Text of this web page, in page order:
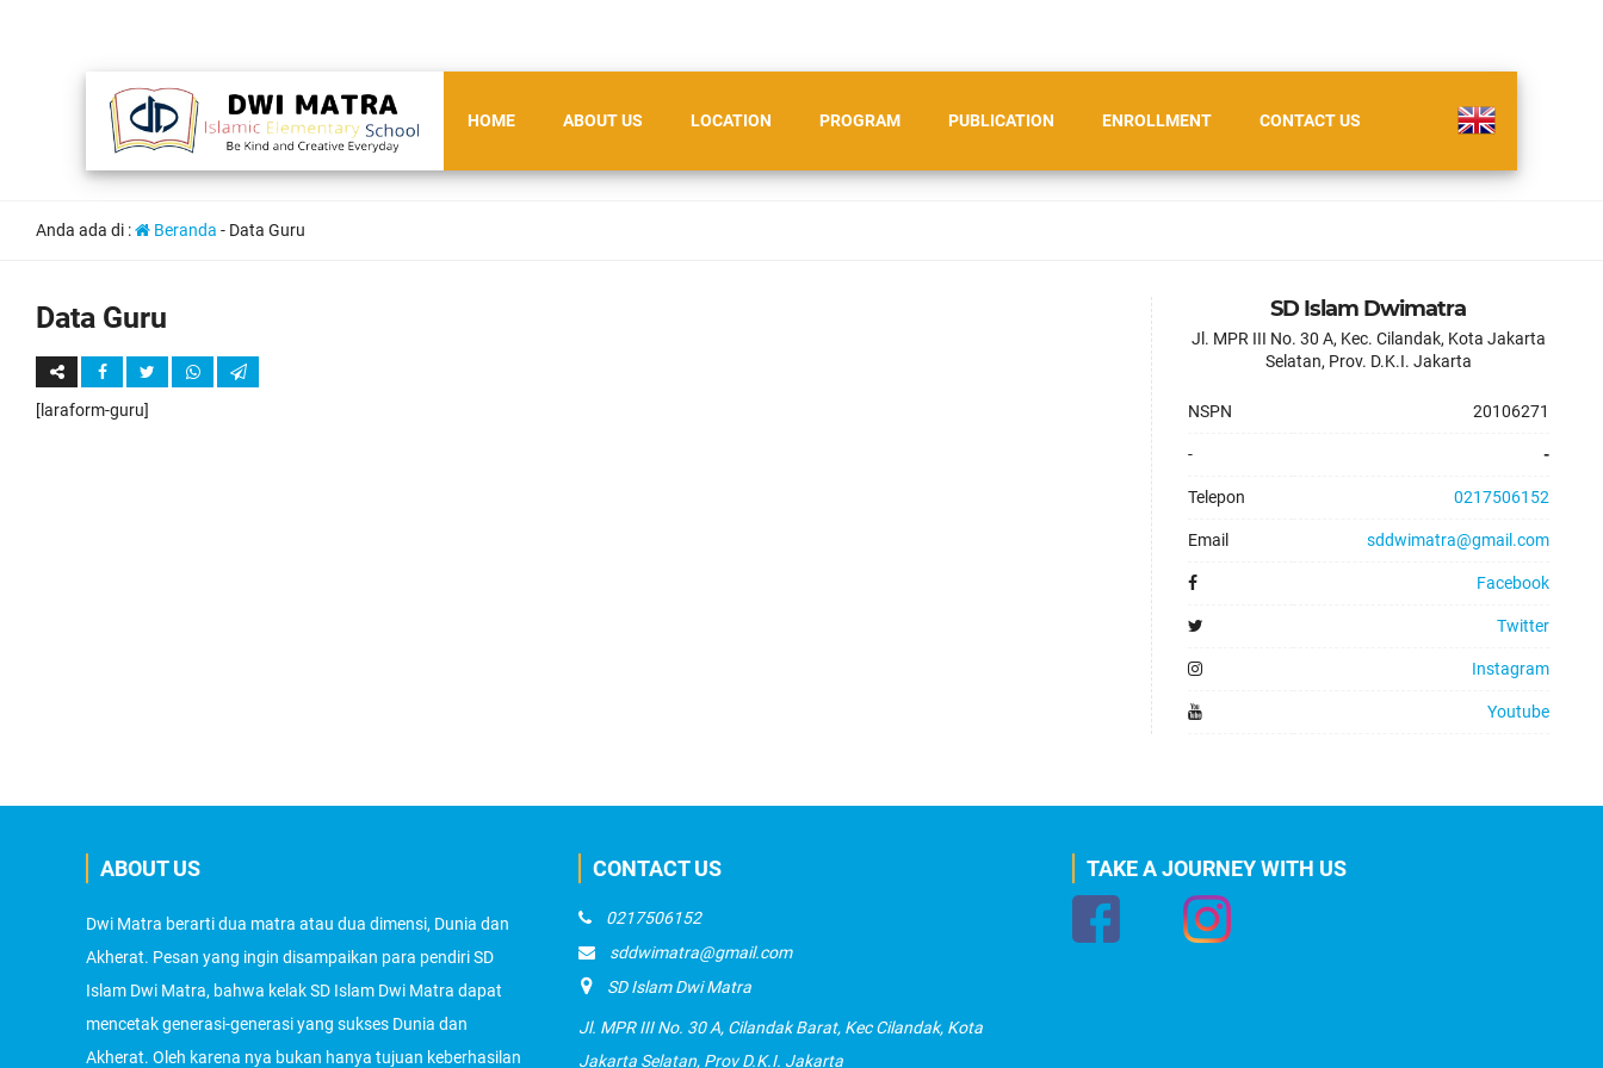
HOME ABOUT US LOCATION PROGRAM PUBLICATION ENROLLMENT CONTACT US
Anda ada di : Beranda - Data Guru
Data Guru
[laraform-guru]
SD Islam Dwimatra
Jl. MPR III No. 30 A, Kec. Cilandak, Kota Jakarta
Selatan, Prov. D.K.I. Jakarta
NSPN 20106271
- -
Telepon 0217506152
Email sddwimatra@gmail.com
Facebook
Twitter
Instagram
Youtube
ABOUT US
Dwi Matra berarti dua matra atau dua dimensi, Dunia dan
Akherat. Pesan yang ingin disampaikan para pendiri SD
Islam Dwi Matra, bahwa kelak SD Islam Dwi Matra dapat
mencetak generasi-generasi yang sukses Dunia dan
Akherat. Oleh karena nya bukan hanya tujuan keberhasilan
CONTACT US
0217506152
sddwimatra@gmail.com
SD Islam Dwi Matra
Jl. MPR III No. 30 A, Cilandak Barat, Kec Cilandak, Kota
Jakarta Selatan, Prov D.K.I. Jakarta
TAKE A JOURNEY WITH US